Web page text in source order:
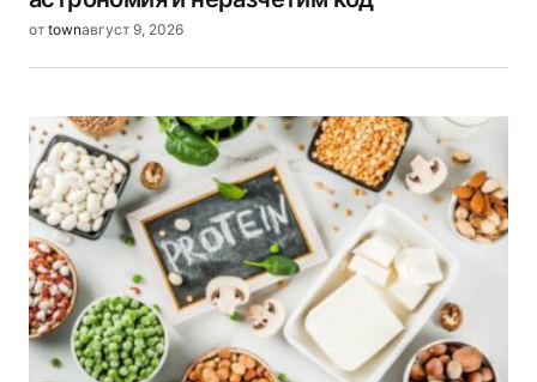
от townавгуст 9, 2026